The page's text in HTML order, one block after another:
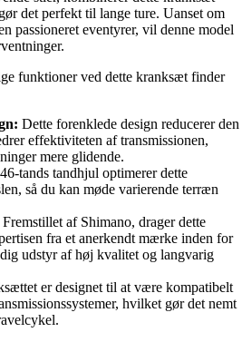
det perfekt til lange ture. Uanset om
passioneret eventyrer, vil denne model
funktioner ved dette kranksæt finder
Dette forenklede design reducerer den
effektiviteten af transmissionen,
mere glidende.
tands tandhjul optimerer dette
så du kan møde varierende terræn
Fremstillet af Shimano, drager dette
fra et anerkendt mærke inden for
udstyr af høj kvalitet og langvarig
er designet til at være kompatibelt
hvilket gør det nemt